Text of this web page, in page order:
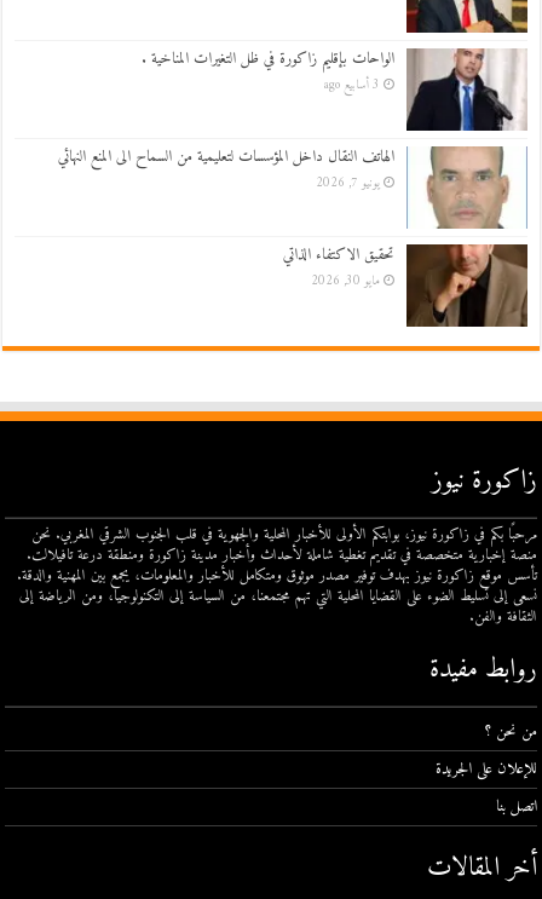
الواحات بإقليم زاكورة في ظل التغيرات المناخية .
3 أسابيع ago
الهاتف النقال داخل المؤسسات لتعليمية من السماح الى المنع النهائي
يونيو 7, 2026
تحقيق الاكتفاء الذاتي
مايو 30, 2026
زاكورة نيوز
مرحبًا بكم في زاكورة نيوز، بوابتكم الأولى للأخبار المحلية والجهوية في قلب الجنوب الشرقي المغربي. نحن
منصة إخبارية متخصصة في تقديم تغطية شاملة لأحداث وأخبار مدينة زاكورة ومنطقة درعة تافيلالت.
تأسس موقع زاكورة نيوز بهدف توفير مصدر موثوق ومتكامل للأخبار والمعلومات، يجمع بين المهنية والدقة.
نسعى إلى تسليط الضوء على القضايا المحلية التي تهم مجتمعنا، من السياسة إلى التكنولوجيا، ومن الرياضة إلى
الثقافة والفن.
روابط مفيدة
من نحن ؟
للإعلان على الجريدة
اتصل بنا
أخر المقالات